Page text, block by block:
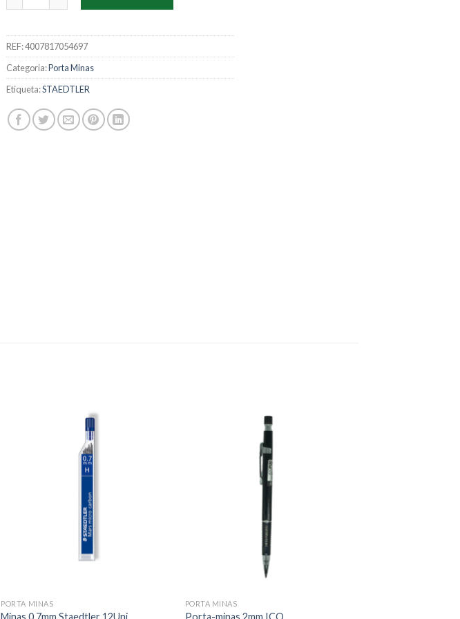
REF:4007817054697
Categoria:Porta Minas
Etiqueta:STAEDTLER
PORTA MINAS
Minas 0.7mm Staedtler 12Uni.
PORTA MINAS
Porta-minas 2mm ICO